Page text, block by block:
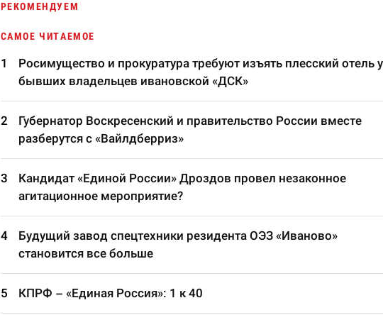
РЕКОМЕНДУЕМ
САМОЕ ЧИТАЕМОЕ
Росимущество и прокуратура требуют изъять плесский отель у
бывших владельцев ивановской «ДСК»
Губернатор Воскресенский и правительство России вместе
разберутся с «Вайлдберриз»
Кандидат «Единой России» Дроздов провел незаконное
агитационное мероприятие?
Будущий завод спецтехники резидента ОЭЗ «Иваново»
становится все больше
КПРФ – «Единая Россия»: 1 к 40